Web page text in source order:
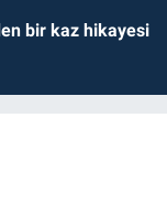
bir kaz hikayesi